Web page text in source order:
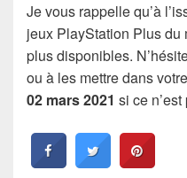
Je vous rappelle qu’à
jeux PlayStation Plus du
plus disponibles.
ou à les mettre dans
02 mars 2021 si ce